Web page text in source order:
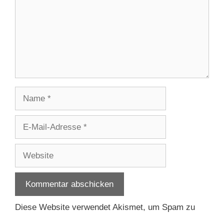
Adresse
Diese Website verwendet Akismet, um Spam zu